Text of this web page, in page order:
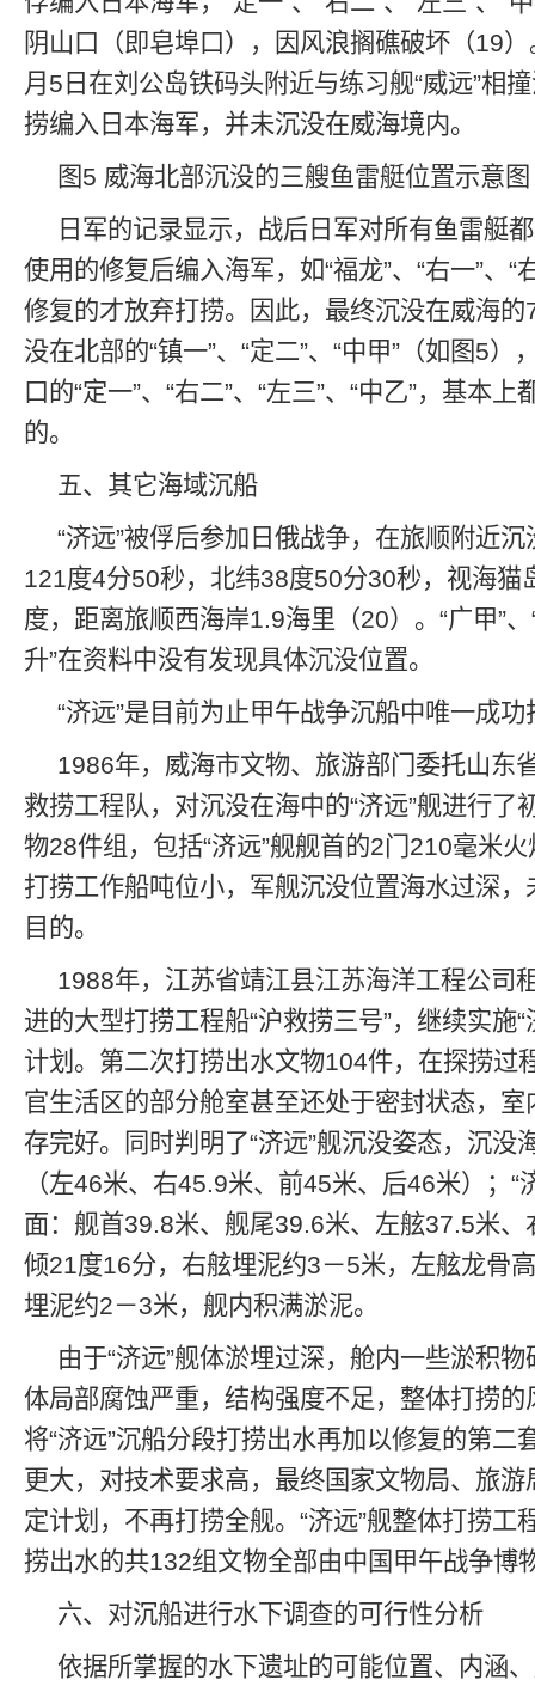
阴山口（即皂埠口），因风浪搁礁破坏（19）
月5日在刘公岛铁码头附近与练习舰“威远”相
捞编入日本海军，并未沉没在威海境内。
图5 威海北部沉没的三艘鱼雷艇位置示意图
日军的记录显示，战后日军对所有鱼雷艇
使用的修复后编入海军，如“福龙”、“右一”、“
修复的才放弃打捞。因此，最终沉没在威海
没在北部的“镇一”、“定二”、“中甲”（如图5）
口的“定一”、“右二”、“左三”、“中乙”，基本
的。
五、其它海域沉船
“济远”被俘后参加日俄战争，在旅顺附近
121度4分50秒，北纬38度50分30秒，视海猫
度，距离旅顺西海岸1.9海里（20）。“广甲”、
升”在资料中没有发现具体沉没位置。
“济远”是目前为止甲午战争沉船中唯一成
1986年，威海市文物、旅游部门委托山东
救捞工程队，对沉没在海中的“济远”舰进行了
物28件组，包括“济远”舰舰首的2门210毫米
打捞工作船吨位小，军舰沉没位置海水过深
目的。
1988年，江苏省靖江县江苏海洋工程公司
进的大型打捞工程船“沪救捞三号”，继续实施
计划。第二次打捞出水文物104件，在探捞过
官生活区的部分舱室甚至还处于密封状态，
存完好。同时判明了“济远”舰沉没姿态，沉没
（左46米、右45.9米、前45米、后46米）；“
面：舰首39.8米、舰尾39.6米、左舷37.5米
倾21度16分，右舷埋泥约3－5米，左舷龙骨
埋泥约2－3米，舰内积满淤泥。
由于“济远”舰体淤埋过深，舱内一些淤积
体局部腐蚀严重，结构强度不足，整体打捞
将“济远”沉船分段打捞出水再加以修复的第二
更大，对技术要求高，最终国家文物局、旅
定计划，不再打捞全舰。“济远”舰整体打捞工
捞出水的共132组文物全部由中国甲午战争博
六、对沉船进行水下调查的可行性分析
依据所掌握的水下遗址的可能位置、内涵